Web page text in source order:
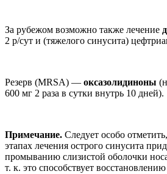
За рубежом возможно также лечение
2 р/сут и (тяжелого синусита)
Резерв (MRSA) — оксазолидиноны
600 мг 2 раза в сутки внутрь 10 дней).
Примечание. Следует особо
этапах лечения острого синусита
промыванию слизистой оболочки
т. к. это способствует